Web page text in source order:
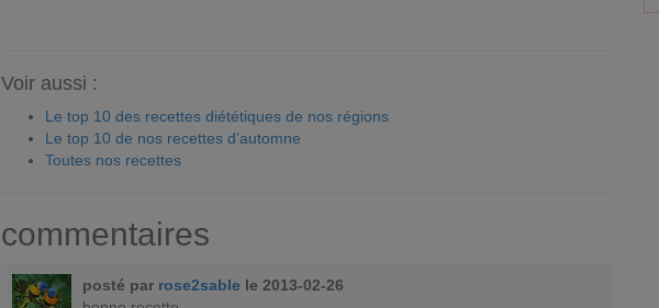
Voir aussi :
Le top 10 des recettes diététiques de nos régions
Le top 10 de nos recettes d’automne
Toutes nos recettes
commentaires
posté par rose2sable le 2013-02-26